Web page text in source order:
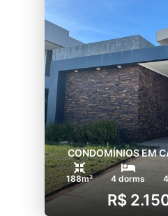
CONDOMÍNIOS EM
188m² 4 dorms
R$